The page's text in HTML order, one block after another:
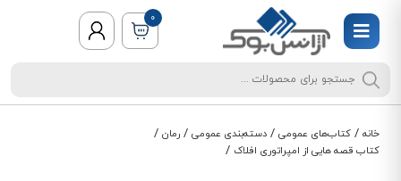
0
خانه / کتاب‌های عمومی / دسته‌بندی عمومی / رمان /
کتاب قصه هایی از امپراتوری افلاک /